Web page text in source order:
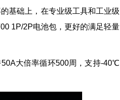
基础上，在专业级工具和工业级
1P/2P电池包，更好的满足轻量
大倍率循环500周，支持-40℃